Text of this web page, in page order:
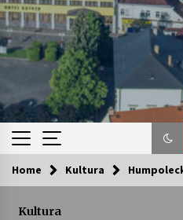
Kam za kulturou?
Home Kultura
Kultura